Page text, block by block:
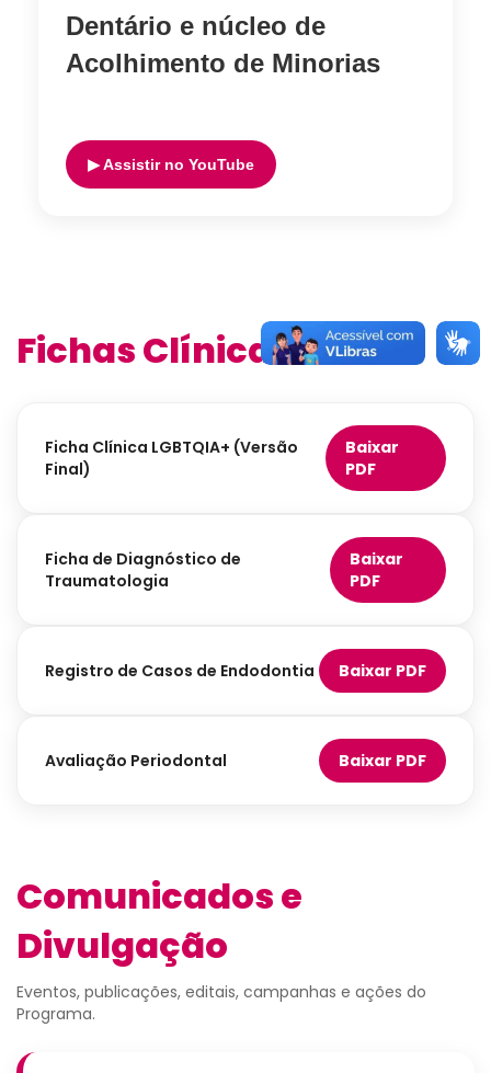
Dentário e núcleo de
Acolhimento de Minorias
▶ Assistir no YouTube
Fichas Clínicas
Ficha Clínica LGBTQIA+ (Versão
Final)
Baixar
PDF
Ficha de Diagnóstico de
Traumatologia
Baixar
PDF
Registro de Casos de Endodontia Baixar PDF
Avaliação Periodontal Baixar PDF
Comunicados e
Divulgação
Eventos, publicações, editais, campanhas e ações do
Programa.